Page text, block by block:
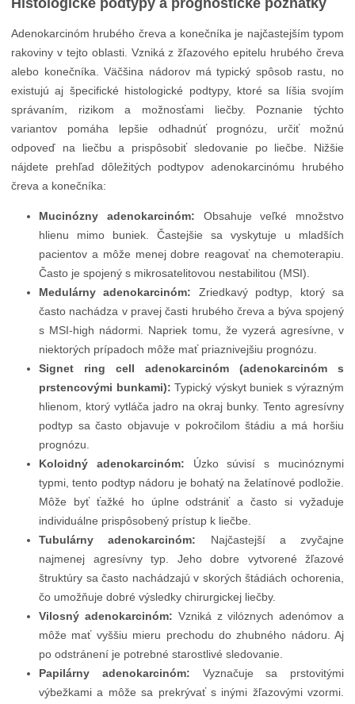
Histologické podtypy a prognostické poznatky
Adenokarcinóm hrubého čreva a konečníka je najčastejším typom
rakoviny v tejto oblasti. Vzniká z žľazového epitelu hrubého čreva
alebo konečníka. Väčšina nádorov má typický spôsob rastu, no
existujú aj špecifické histologické podtypy, ktoré sa líšia svojím
správaním, rizikom a možnosťami liečby. Poznanie týchto
variantov pomáha lepšie odhadnúť prognózu, určiť možnú
odpoveď na liečbu a prispôsobiť sledovanie po liečbe. Nižšie
nájdete prehľad dôležitých podtypov adenokarcinómu hrubého
čreva a konečníka:
Mucinózny adenokarcinóm: Obsahuje veľké množstvo
hlienu mimo buniek. Častejšie sa vyskytuje u mladších
pacientov a môže menej dobre reagovať na chemoterapiu.
Často je spojený s mikrosatelitovou nestabilitou (MSI).
Medulárny adenokarcinóm: Zriedkavý podtyp, ktorý sa
často nachádza v pravej časti hrubého čreva a býva spojený
s MSI-high nádormi. Napriek tomu, že vyzerá agresívne, v
niektorých prípadoch môže mať priaznivejšiu prognózu.
Signet ring cell adenokarcinóm (adenokarcinóm s
prstencovými bunkami): Typický výskyt buniek s výrazným
hlienom, ktorý vytláča jadro na okraj bunky. Tento agresívny
podtyp sa často objavuje v pokročilom štádiu a má horšiu
prognózu.
Koloidný adenokarcinóm: Úzko súvisí s mucinóznymi
typmi, tento podtyp nádoru je bohatý na želatínové podložie.
Môže byť ťažké ho úplne odstrániť a často si vyžaduje
individuálne prispôsobený prístup k liečbe.
Tubulárny adenokarcinóm: Najčastejší a zvyčajne
najmenej agresívny typ. Jeho dobre vytvorené žľazové
štruktúry sa často nachádzajú v skorých štádiách ochorenia,
čo umožňuje dobré výsledky chirurgickej liečby.
Vilosný adenokarcinóm: Vzniká z vilóznych adenómov a
môže mať vyššiu mieru prechodu do zhubného nádoru. Aj
po odstránení je potrebné starostlivé sledovanie.
Papilárny adenokarcinóm: Vyznačuje sa prstovitými
výbežkami a môže sa prekrývať s inými žľazovými vzormi.